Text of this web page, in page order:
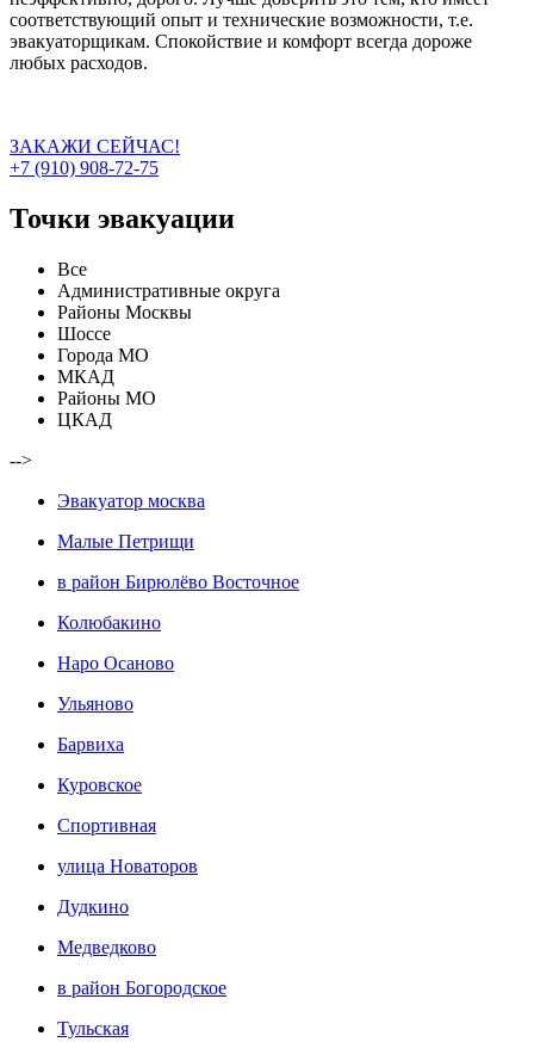
соответствующий опыт и технические возможности, т.е.
эвакуаторщикам. Спокойствие и комфорт всегда дороже
любых расходов.
ЗАКАЖИ СЕЙЧАС!
+7 (910) 908-72-75
Точки эвакуации
Все
Административные округа
Районы Москвы
Шоссе
Города МО
МКАД
Районы МО
ЦКАД
-->
Эвакуатор москва
Малые Петрищи
в район Бирюлёво Восточное
Колюбакино
Наро Осаново
Ульяново
Барвиха
Куровское
Спортивная
улица Новаторов
Дудкино
Медведково
в район Богородское
Тульская